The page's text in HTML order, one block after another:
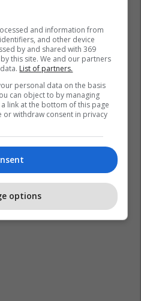
and information from
and other device
by and shared with 369
this site. We and our partners
List of partners.
personal data on the basis
can object to by managing
link at the bottom of this page
or withdraw consent in privacy
options